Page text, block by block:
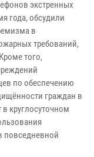
экстренных
года, обсудили
в
требований,
того,
по обеспечению
граждан в
круглосуточном
повседневной